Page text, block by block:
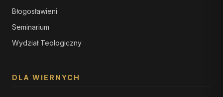
Błogosławieni
Seminarium
Wydział Teologiczny
DLA WIERNYCH